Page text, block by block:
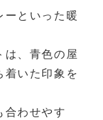
ーといった暖
は、青色の屋
着いた印象を
合わせやす